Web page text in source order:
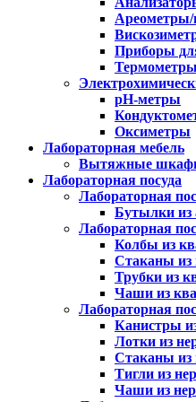
Приборы
Термометры
pH-метры
Оксиметры
Лабораторная мебель
Вытяжные
Лабораторная посуда
Лабораторная
Бутылки
Лабораторная
Колбы из
Стаканы из
Трубки из
Чаши из
Лабораторная
Канистры
Лотки из
Стаканы из
Тигли из
Чаши из